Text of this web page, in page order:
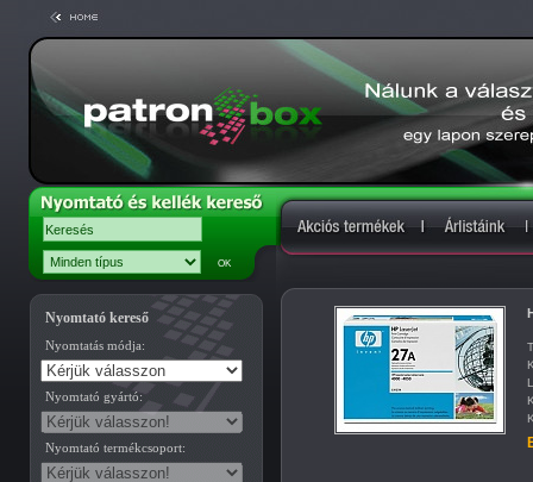
Nyomtató kereső
Nyomtatás módja:
Nyomtató gyártó:
Nyomtató termékcsoport: